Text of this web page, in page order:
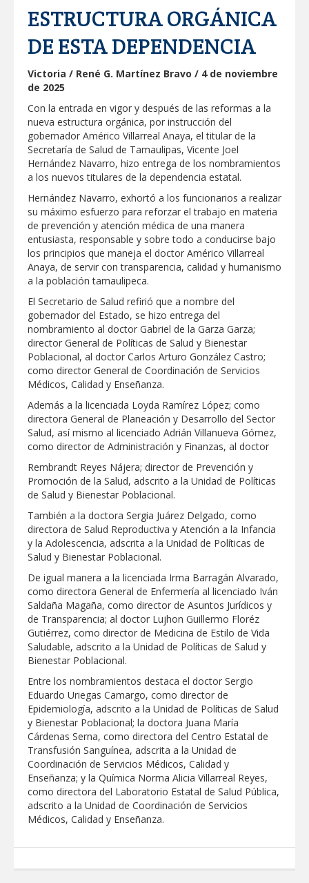
Respalda la SET acuerdos de la
CONAEDU sobre redes sociales y
escuelas militarizadas
AVANZAN TRABAJOS DE
REFORMA; GOBIERNO MUNICIPAL
MANTIENE EL RITMO DE LAS OBRAS
reportes ante lluvias
IMPULSA GESTIÓN AMBIENTAL
JORNADA DE MEJORA URBANA EN
HACIENDA SAN AGUSTÍN
Asegura alcalde de Reynosa buen
funcionamiento de Presa El Águila
GOBIERNO MUNICIPAL Y ESTATAL
CELEBRARÁN FERIA DEL EMPLEO EL
PRÓXIMO 18 DE AGOSTO
Logra STPS la generación de empleo
con más de 6 mil 900 colocaciones en
Tamaulipas
Anunciaron Gobierno Municipal,
PROFECO y CANACO: Feria de Regreso a
Clases 2026
Lleva gobierno de Reynosa programa
"Acción y Conciencia" a colonia
Integración Familiar
ESTRUCTURA ORGÁNICA
DE ESTA DEPENDENCIA
Victoria / René G. Martínez Bravo / 4 de noviembre
de 2025
Con la entrada en vigor y después de las reformas a la
nueva estructura orgánica, por instrucción del
gobernador Américo Villarreal Anaya, el titular de la
Secretaría de Salud de Tamaulipas, Vicente Joel
Hernández Navarro, hizo entrega de los nombramientos
a los nuevos titulares de la dependencia estatal.
Hernández Navarro, exhortó a los funcionarios a realizar
su máximo esfuerzo para reforzar el trabajo en materia
de prevención y atención médica de una manera
entusiasta, responsable y sobre todo a conducirse bajo
los principios que maneja el doctor Américo Villarreal
Anaya, de servir con transparencia, calidad y humanismo
a la población tamaulipeca.
El Secretario de Salud refirió que a nombre del
gobernador del Estado, se hizo entrega del
nombramiento al doctor Gabriel de la Garza Garza;
director General de Políticas de Salud y Bienestar
Poblacional, al doctor Carlos Arturo González Castro;
como director General de Coordinación de Servicios
Médicos, Calidad y Enseñanza.
Además a la licenciada Loyda Ramírez López; como
directora General de Planeación y Desarrollo del Sector
Salud, así mismo al licenciado Adrián Villanueva Gómez,
como director de Administración y Finanzas, al doctor
Rembrandt Reyes Nájera; director de Prevención y
Promoción de la Salud, adscrito a la Unidad de Políticas
de Salud y Bienestar Poblacional.
También a la doctora Sergia Juárez Delgado, como
directora de Salud Reproductiva y Atención a la Infancia
y la Adolescencia, adscrita a la Unidad de Políticas de
Salud y Bienestar Poblacional.
De igual manera a la licenciada Irma Barragán Alvarado,
como directora General de Enfermería al licenciado Iván
Saldaña Magaña, como director de Asuntos Jurídicos y
de Transparencia; al doctor Lujhon Guillermo Floréz
Gutiérrez, como director de Medicina de Estilo de Vida
Saludable, adscrito a la Unidad de Políticas de Salud y
Bienestar Poblacional.
Entre los nombramientos destaca el doctor Sergio
Eduardo Uriegas Camargo, como director de
Epidemiología, adscrito a la Unidad de Políticas de Salud
y Bienestar Poblacional; la doctora Juana María
Cárdenas Serna, como directora del Centro Estatal de
Transfusión Sanguínea, adscrita a la Unidad de
Coordinación de Servicios Médicos, Calidad y
Enseñanza; y la Química Norma Alicia Villarreal Reyes,
como directora del Laboratorio Estatal de Salud Pública,
adscrito a la Unidad de Coordinación de Servicios
Médicos, Calidad y Enseñanza.